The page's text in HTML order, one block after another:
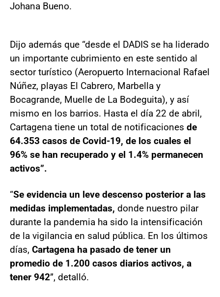
Johana Bueno.
Dijo además que “desde el DADIS se ha liderado
un importante cubrimiento en este sentido al
sector turístico (Aeropuerto Internacional Rafael
Núñez, playas El Cabrero, Marbella y
Bocagrande, Muelle de La Bodeguita), y así
mismo en los barrios. Hasta el día 22 de abril,
Cartagena tiene un total de notificaciones de
64.353 casos de Covid-19, de los cuales el
96% se han recuperado y el 1.4% permanecen
activos”.
“Se evidencia un leve descenso posterior a las
medidas implementadas, donde nuestro pilar
durante la pandemia ha sido la intensificación
de la vigilancia en salud pública. En los últimos
días, Cartagena ha pasado de tener un
promedio de 1.200 casos diarios activos, a
tener 942”, detalló.